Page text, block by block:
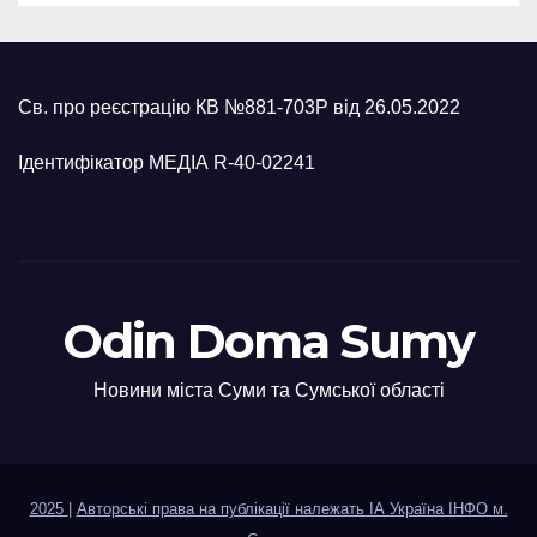
Св. про реєстрацію КВ №881-703Р від 26.05.2022
Ідентифікатор МЕДІА R-40-02241
Odin Doma Sumy
Новини міста Суми та Сумської області
2025
Авторські права на публікації належать ІА Україна ІНФО м.